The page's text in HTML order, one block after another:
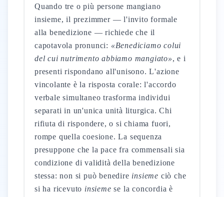
Quando tre o più persone mangiano
insieme, il prezimmer — l'invito formale
alla benedizione — richiede che il
capotavola pronunci: «Benediciamo colui
del cui nutrimento abbiamo mangiato», e i
presenti rispondano all'unisono. L'azione
vincolante è la risposta corale: l'accordo
verbale simultaneo trasforma individui
separati in un'unica unità liturgica. Chi
rifiuta di rispondere, o si chiama fuori,
rompe quella coesione. La sequenza
presuppone che la pace fra commensali sia
condizione di validità della benedizione
stessa: non si può benedire insieme ciò che
si ha ricevuto insieme se la concordia è